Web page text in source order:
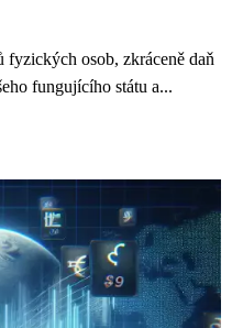
osob, zkráceně daň
fungujícího státu a...